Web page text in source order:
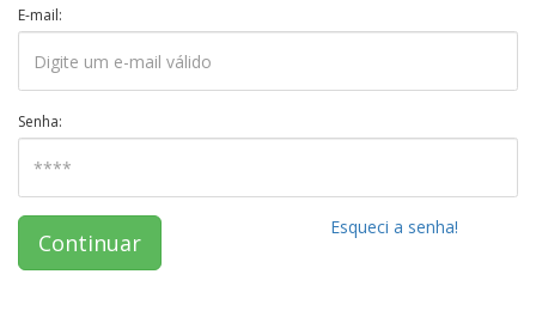
E-mail:
Senha:
Continuar
Esqueci a senha!